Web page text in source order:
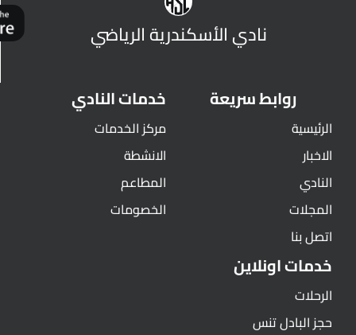
نادي الأسكندرية الرياضي
روابط سريعة
الرئيسية
الاخبار
النادي
المجلات
اتصل بنا
خدمات النادي
مركز الخدمات
الانشطة
المطاعم
الخصومات
خدمات اونلاين
الرحلات
حجز البادل تنس